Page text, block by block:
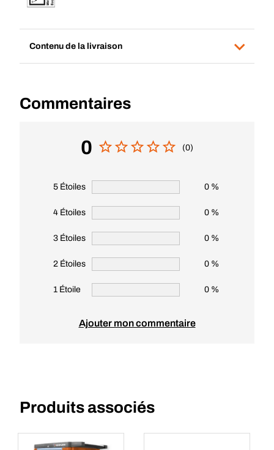
Contenu de la livraison
Commentaires
0 (0)
5 Étoiles 0 %
4 Étoiles 0 %
3 Étoiles 0 %
2 Étoiles 0 %
1 Étoile 0 %
Ajouter mon commentaire
Produits associés